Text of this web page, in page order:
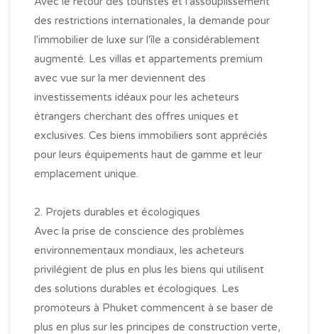
des restrictions internationales, la demande pour
l'immobilier de luxe sur l'île a considérablement
augmenté. Les villas et appartements premium
avec vue sur la mer deviennent des
investissements idéaux pour les acheteurs
étrangers cherchant des offres uniques et
exclusives. Ces biens immobiliers sont appréciés
pour leurs équipements haut de gamme et leur
emplacement unique.
2. Projets durables et écologiques
Avec la prise de conscience des problèmes
environnementaux mondiaux, les acheteurs
privilégient de plus en plus les biens qui utilisent
des solutions durables et écologiques. Les
promoteurs à Phuket commencent à se baser de
plus en plus sur les principes de construction verte,